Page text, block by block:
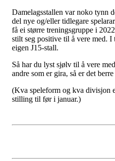
Damelagsstallen var noko tynn
del nye og/eller tidlegare
få ei større treningsgruppe i
stilt seg positive til å vere med.
eigen J15-stall.
Så har du lyst sjølv til å vere
andre som er gira, så er det
(Kva speleform og kva divisjon
stilling til før i januar.)